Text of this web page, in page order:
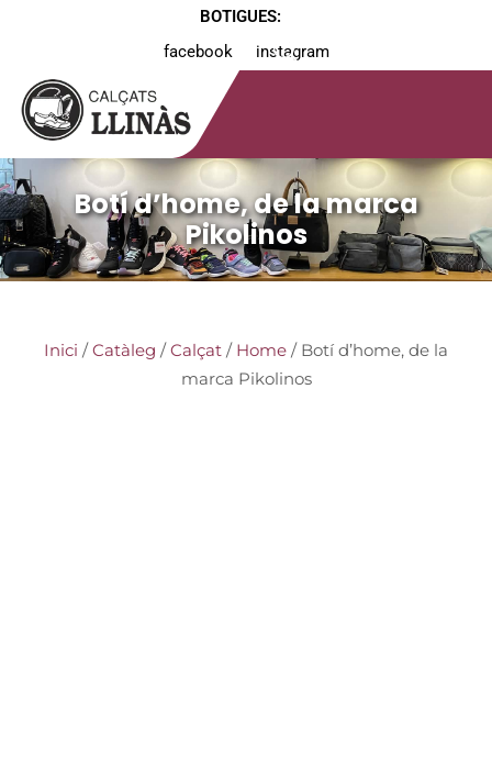
BOTIGUES:
facebook
instagram
Botí d’home, de la marca
Pikolinos
Inici /Catàleg /Calçat / Home / Botí d’home, de la
marca Pikolinos